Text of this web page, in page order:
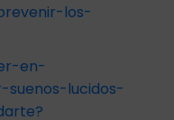
los-
en-
suenos-lucidos-